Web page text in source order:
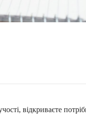
відкриваєте